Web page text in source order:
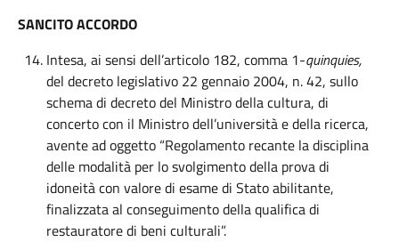
SANCITO ACCORDO
Intesa, ai sensi dell’articolo 182, comma 1-quinquies,
del decreto legislativo 22 gennaio 2004, n. 42, sullo
schema di decreto del Ministro della cultura, di
concerto con il Ministro dell’università e della ricerca,
avente ad oggetto “Regolamento recante la disciplina
delle modalità per lo svolgimento della prova di
idoneità con valore di esame di Stato abilitante,
finalizzata al conseguimento della qualifica di
restauratore di beni culturali”.